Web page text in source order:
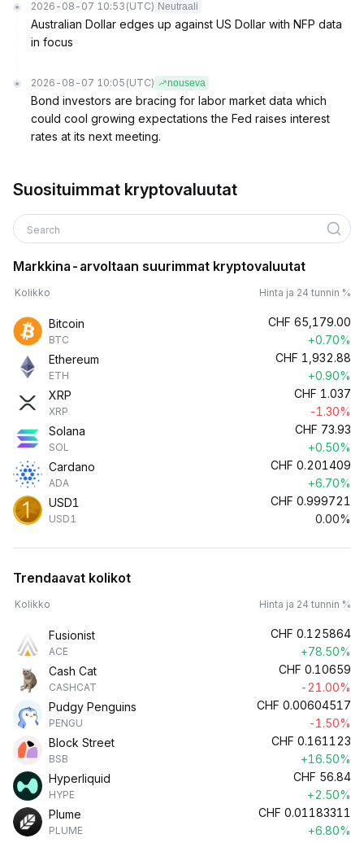
2026-08-07 10:53 (UTC) Neutraali
Australian Dollar edges up against US Dollar with NFP data
in focus
2026-08-07 10:05 (UTC) nouseva
Bond investors are bracing for labor market data which
could cool growing expectations the Fed raises interest
rates at its next meeting.
Suosituimmat kryptovaluutat
Search
Markkina-arvoltaan suurimmat kryptovaluutat
Kolikko Hinta ja 24 tunnin %
Bitcoin
BTC
CHF 65,179.00
+0.70%
Ethereum
ETH
CHF 1,932.88
+0.90%
XRP
XRP
CHF 1.037
-1.30%
Solana
SOL
CHF 73.93
+0.50%
Cardano
ADA
CHF 0.201409
+6.70%
USD1
USD1
CHF 0.999721
0.00%
Trendaavat kolikot
Kolikko Hinta ja 24 tunnin %
Fusionist
ACE
CHF 0.125864
+78.50%
Cash Cat
CASHCAT
CHF 0.10659
-21.00%
Pudgy Penguins
PENGU
CHF 0.00604517
-1.50%
Block Street
BSB
CHF 0.161123
+16.50%
Hyperliquid
HYPE
CHF 56.84
+2.50%
Plume
PLUME
CHF 0.01183311
+6.80%